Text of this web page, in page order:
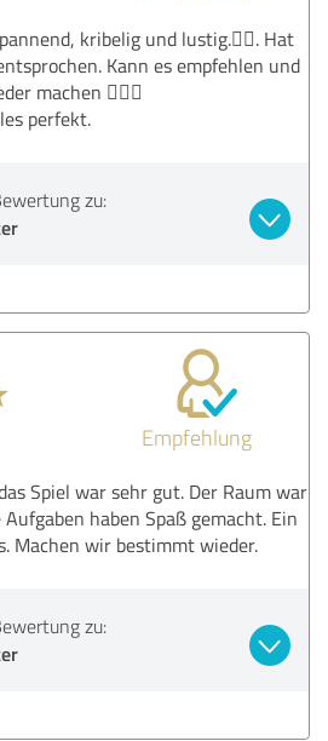
kribelig und lustig.👍🏻. Hat
Kann es empfehlen und
machen 👍🏻😉
perfekt.
zu:
Empfehlung
Spiel war sehr gut. Der Raum war
haben Spaß gemacht. Ein
Machen wir bestimmt wieder.
zu: